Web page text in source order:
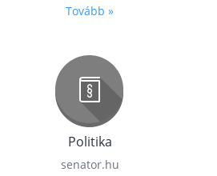
Tovább »
Politika
senator.hu